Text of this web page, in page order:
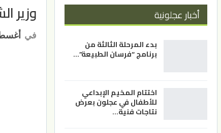
وزير
في أغسطس
أخبار عجلونية
بدء المرحلة الثالثة من
برنامج “فرسان الطبيعة”…
اختتام المخيم الإبداعي
للأطفال في عجلون بعرض
نتاجات فنية…